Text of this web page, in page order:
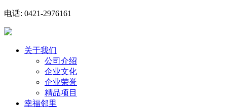
电话: 0421-2976161
关于我们
公司介绍
企业文化
企业荣誉
精品项目
幸福邻里